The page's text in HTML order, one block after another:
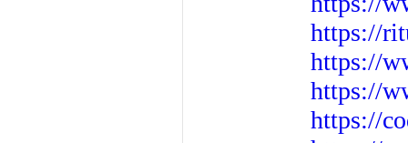
https://
https://
https://
https://